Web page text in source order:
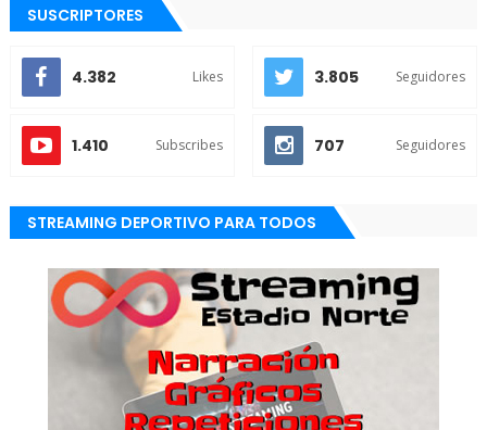
SUSCRIPTORES
4.382 Likes 3.805 Seguidores
1.410 Subscribes 707 Seguidores
STREAMING DEPORTIVO PARA TODOS